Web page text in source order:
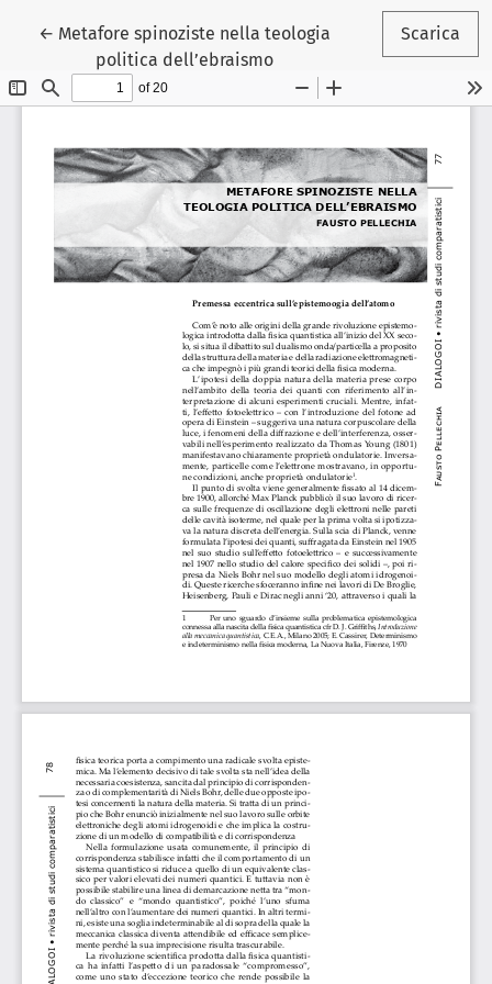
← Ritorna ai dettagli dell'articolo
Metafore spinoziste nella teologia
politica dell’ebraismo
Scarica